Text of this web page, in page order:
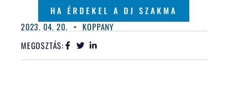
HA ÉRDEKEL A DJ SZAKMA
2023. 04. 20.
KOPPANY
MEGOSZTÁS: